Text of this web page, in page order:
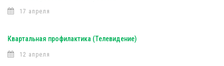
17 апреля
Квартальная профилактика (Телевидение)
12 апреля